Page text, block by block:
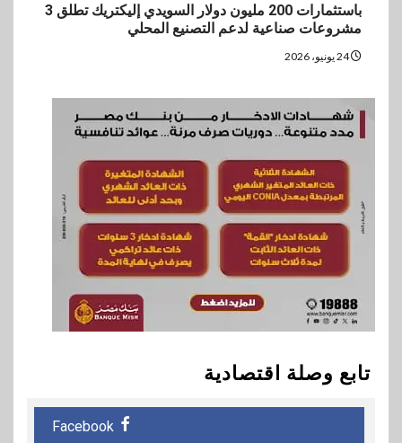
باستثمارات 200 مليون دولار السويدي إليكتريك تطلق 3
مشروعات صناعية لدعم التصنيع المحلي
24 يونيو، 2026
تابع وصلة اقتصادية
Facebook